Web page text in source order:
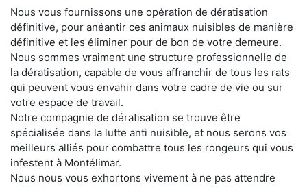
Nous vous fournissons une opération de dératisation
définitive, pour anéantir ces animaux nuisibles de manière
définitive et les éliminer pour de bon de votre demeure.
Nous sommes vraiment une structure professionnelle de
la dératisation, capable de vous affranchir de tous les rats
qui peuvent vous envahir dans votre cadre de vie ou sur
votre espace de travail.
Notre compagnie de dératisation se trouve être
spécialisée dans la lutte anti nuisible, et nous serons vos
meilleurs alliés pour combattre tous les rongeurs qui vous
infestent à Montélimar.
Nous nous vous exhortons vivement à ne pas attendre